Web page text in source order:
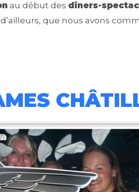
au début des dîners-
que nous avons